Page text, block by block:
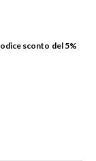
sconto del 5%